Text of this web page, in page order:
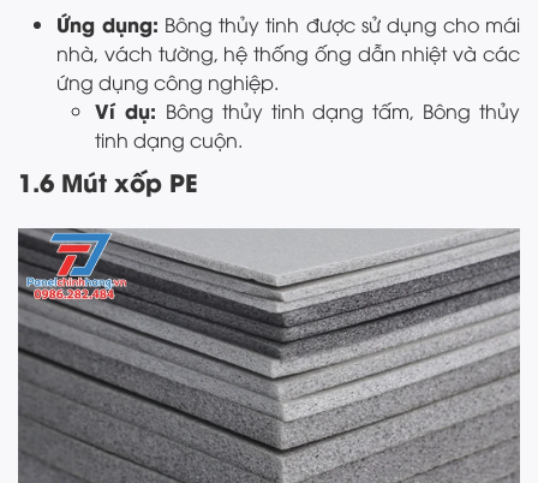
Ứng dụng: Bông thủy tinh được sử dụng cho mái
nhà, vách tường, hệ thống ống dẫn nhiệt và các
ứng dụng công nghiệp.
Ví dụ: Bông thủy tinh dạng tấm, Bông thủy
tinh dạng cuộn.
1.6 Mút xốp PE